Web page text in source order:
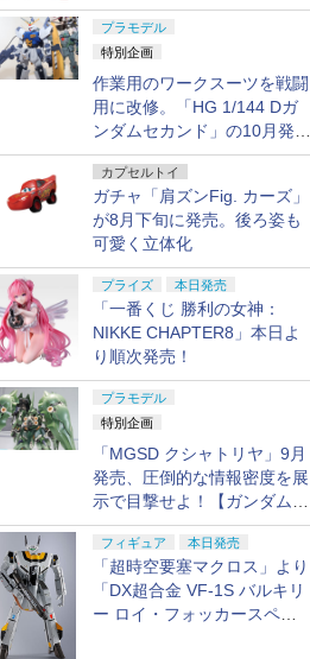
格で登場！
プラモデル
特別企画
作業用のワークスーツを戦闘
用に改修。「HG 1/144 Dガ
ンダムセカンド」の10月発送
分が予約受付中【ガンダムベ
ース撮り下ろし】
カプセルトイ
ガチャ「肩ズンFig. カーズ」
が8月下旬に発売。後ろ姿も
可愛く立体化
プライズ 本日発売
「一番くじ 勝利の女神：
NIKKE CHAPTER8」本日よ
り順次発売！
プラモデル
特別企画
「MGSD クシャトリヤ」9月
発売、圧倒的な情報密度を展
示で目撃せよ！【ガンダムベ
ース撮り下ろし】
フィギュア 本日発売
「超時空要塞マクロス」より
「DX超合金 VF-1S バルキリ
ー ロイ・フォッカースペシ